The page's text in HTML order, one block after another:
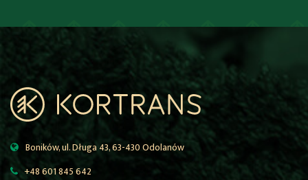
Boników, ul. Długa 43, 63-430 Odolanów
+48 601 845 642